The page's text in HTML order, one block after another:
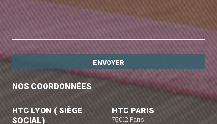
NOS COORDONNÉES
HTC LYON ( SIÈGE
SOCIAL)
HTC PARIS
75012 Paris